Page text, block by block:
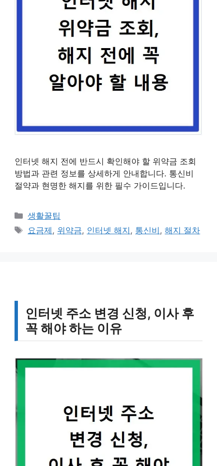
인터넷 해지 전에 반드시 확인해야 할 위약금 조회
방법과 관련 정보를 상세하게 안내합니다. 통신비
절약과 현명한 해지를 위한 필수 가이드입니다.
카
테
생활꿀팁
태
요금제 , 위약금, 인터넷 해지 , 통신비 ,해지 절차
인터넷 주소 변경 신청, 이사 후
꼭 해야 하는 이유